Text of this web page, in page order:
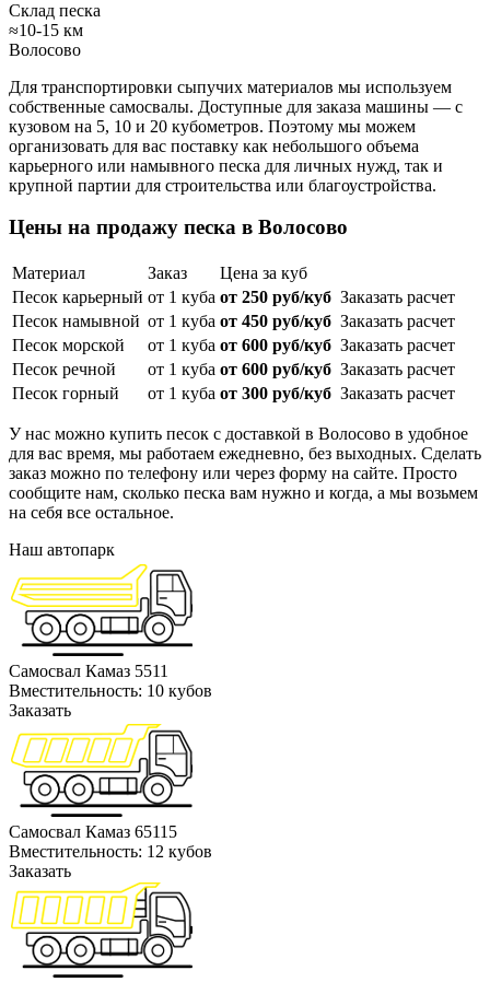
Склад песка
≈10-15 км
Волосово
Для транспортировки сыпучих материалов мы используем
собственные самосвалы. Доступные для заказа машины — с
кузовом на 5, 10 и 20 кубометров. Поэтому мы можем
организовать для вас поставку как небольшого объема
карьерного или намывного песка для личных нужд, так и
крупной партии для строительства или благоустройства.
Цены на продажу песка в Волосово
Материал Заказ
Цена за куб
Песок карьерный от 1 куба от 250 руб/куб Заказать расчет
Песок намывной от 1 куба от 450 руб/куб Заказать расчет
Песок морской
от 1 куба от 600 руб/куб Заказать расчет
Песок речной
от 1 куба от 600 руб/куб Заказать расчет
Песок горный
от 1 куба от 300 руб/куб Заказать расчет
У нас можно купить песок с доставкой в Волосово в удобное
для вас время, мы работаем ежедневно, без выходных. Сделать
заказ можно по телефону или через форму на сайте. Просто
сообщите нам, сколько песка вам нужно и когда, а мы возьмем
на себя все остальное.
Наш автопарк
Самосвал Камаз 5511
Вместительность: 10 кубов
Заказать
Самосвал Камаз 65115
Вместительность: 12 кубов
Заказать